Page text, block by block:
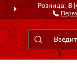
Розница:8